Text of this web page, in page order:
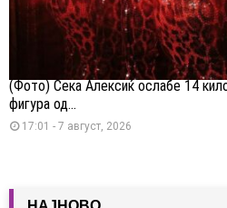
(Фото) Сека Алексиќ ослабе 14
фигура од...
17:01 - 7 август, 2026